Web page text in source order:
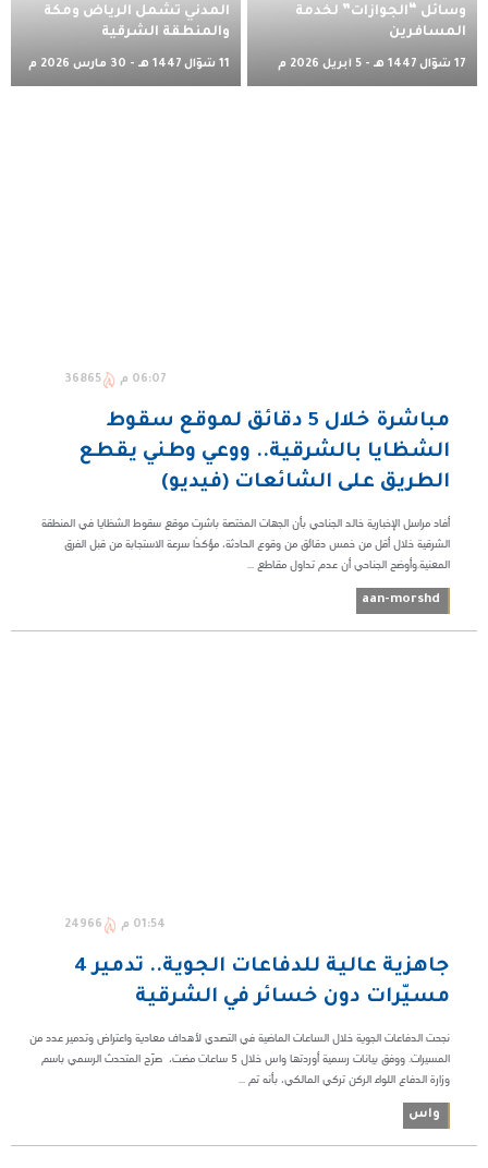
وسائل “الجوازات” لخدمة
المسافرين
17 شوّال 1447 هـ - 5 أبريل 2026 م
المدني تشمل الرياض ومكة
والمنطقة الشرقية
11 شوّال 1447 هـ - 30 مارس 2026 م
06:07 م 36865
مباشرة خلال 5 دقائق لموقع سقوط
الشظايا بالشرقية.. ووعي وطني يقطع
الطريق على الشائعات (فيديو)
أفاد مراسل الإخبارية خالد الجناحي بأن الجهات المختصة باشرت موقع سقوط الشظايا في المنطقة
الشرقية خلال أقل من خمس دقائق من وقوع الحادثة، مؤكدًا سرعة الاستجابة من قبل الفرق
المعنية.وأوضح الجناحي أن عدم تداول مقاطع ...
aan-morshd
01:54 م 24966
جاهزية عالية للدفاعات الجوية.. تدمير 4
مسيّرات دون خسائر في الشرقية
نجحت الدفاعات الجوية خلال الساعات الماضية في التصدي لأهداف معادية واعتراض وتدمير عدد من
المسيرات. ووفق بيانات رسمية أوردتها واس خلال 5 ساعات مضت، صرّح المتحدث الرسمي باسم
وزارة الدفاع اللواء الركن تركي المالكي، بأنه تم ...
واس